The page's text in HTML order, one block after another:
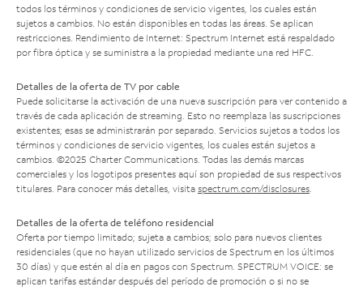
todos los términos y condiciones de servicio vigentes, los cuales están
sujetos a cambios. No están disponibles en todas las áreas. Se aplican
restricciones. Rendimiento de Internet: Spectrum Internet está respaldado
por fibra óptica y se suministra a la propiedad mediante una red HFC.
Detalles de la oferta de TV por cable
Puede solicitarse la activación de una nueva suscripción para ver contenido a
través de cada aplicación de streaming. Esto no reemplaza las suscripciones
existentes; esas se administrarán por separado. Servicios sujetos a todos los
términos y condiciones de servicio vigentes, los cuales están sujetos a
cambios. ©2025 Charter Communications. Todas las demás marcas
comerciales y los logotipos presentes aquí son propiedad de sus respectivos
titulares. Para conocer más detalles, visita spectrum.com/disclosures
Detalles de la oferta de teléfono residencial
Oferta por tiempo limitado; sujeta a cambios; solo para nuevos clientes
residenciales (que no hayan utilizado servicios de Spectrum en los últimos
30 días) y que estén al día en pagos con Spectrum. SPECTRUM VOICE: se
aplican tarifas estándar después del período de promoción o si no se